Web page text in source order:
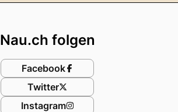
Nau.ch folgen
Facebook
Twitter
Instagram